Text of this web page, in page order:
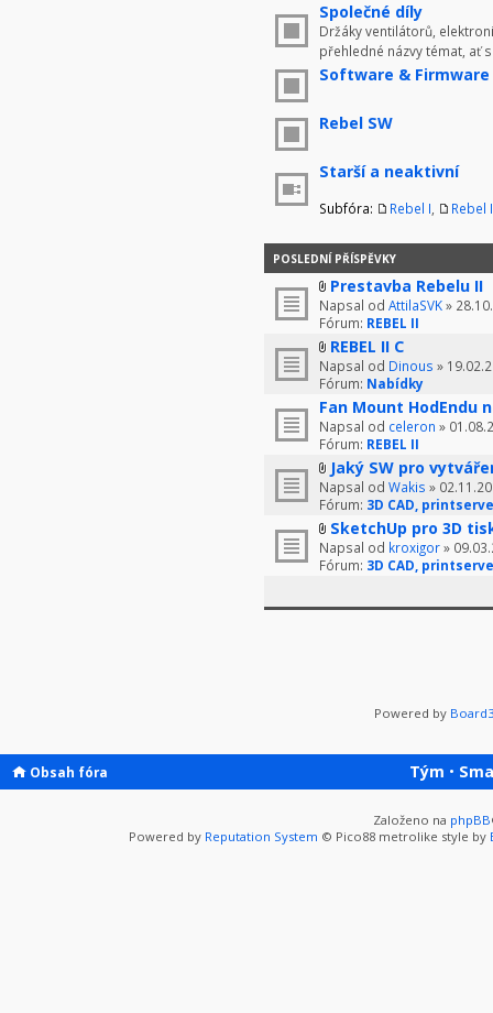
Společné díly
Držáky ventilátorů,
přehledné názvy témat, ať
Software & Firmware
Rebel SW
Starší a neaktivní
Subfóra: Rebel I Rebel
POSLEDNÍ PŘÍSPĚVKY
Prestavba Rebelu II
Napsal od AttilaSVK»
Fórum: REBEL II
REBEL II C
Napsal od Dinous »
Fórum: Nabídky
Fan Mount HodEndu
Napsal od celeron »
Fórum: REBEL II
Jaký SW pro
Napsal od Wakis »
Fórum: 3D CAD,
SketchUp pro 3D
Napsal od kroxigor»
Fórum: 3D CAD,
Powered by
Obsah fóra Tým •
Založeno na phpBB
Powered by Reputation System © Pico88 metrolike style by